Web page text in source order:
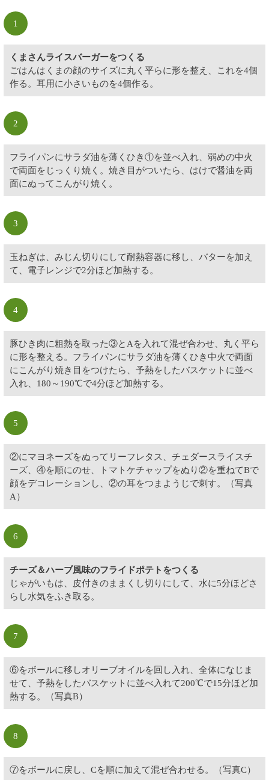
1
くまさんライスバーガーをつくる
ごはんはくまの顔のサイズに丸く平らに形を整え、これを4個
作る。耳用に小さいものを4個作る。
2
フライパンにサラダ油を薄くひき①を並べ入れ、弱めの中火
で両面をじっくり焼く。焼き目がついたら、はけで醤油を両
面にぬってこんがり焼く。
3
玉ねぎは、みじん切りにして耐熱容器に移し、バターを加え
て、電子レンジで2分ほど加熱する。
4
豚ひき肉に粗熱を取った③とAを入れて混ぜ合わせ、丸く平ら
に形を整える。フライパンにサラダ油を薄くひき中火で両面
にこんがり焼き目をつけたら、予熱をしたバスケットに並べ
入れ、180～190℃で4分ほど加熱する。
5
②にマヨネーズをぬってリーフレタス、チェダースライスチ
ーズ、④を順にのせ、トマトケチャップをぬり②を重ねてBで
顔をデコレーションし、②の耳をつまようじで刺す。（写真
A）
6
チーズ＆ハーブ風味のフライドポテトをつくる
じゃがいもは、皮付きのままくし切りにして、水に5分ほどさ
らし水気をふき取る。
7
⑥をボールに移しオリーブオイルを回し入れ、全体になじま
せて、予熱をしたバスケットに並べ入れて200℃で15分ほど加
熱する。（写真B）
8
⑦をボールに戻し、Cを順に加えて混ぜ合わせる。（写真C）